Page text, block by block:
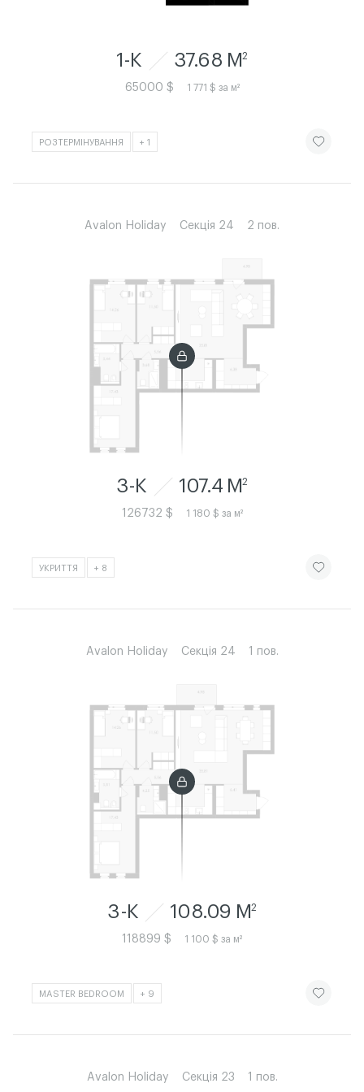
1-К 37.68 M2
65000 $ 1 771 $ за м²
РОЗТЕРМІНУВАННЯ + 1 ЧИТАТИ
Avalon Holiday Секція 24 2 пов.
3-К 107.4 M2
126732 $ 1 180 $ за м²
УКРИТТЯ + 8 ЧИТАТИ
Avalon Holiday Секція 24 1 пов.
3-К 108.09 M 2
118899 $ 1 100 $ за м²
MASTER BEDROOM + 9 ЧИТАТИ
Avalon Holiday Секція 23 1 пов.